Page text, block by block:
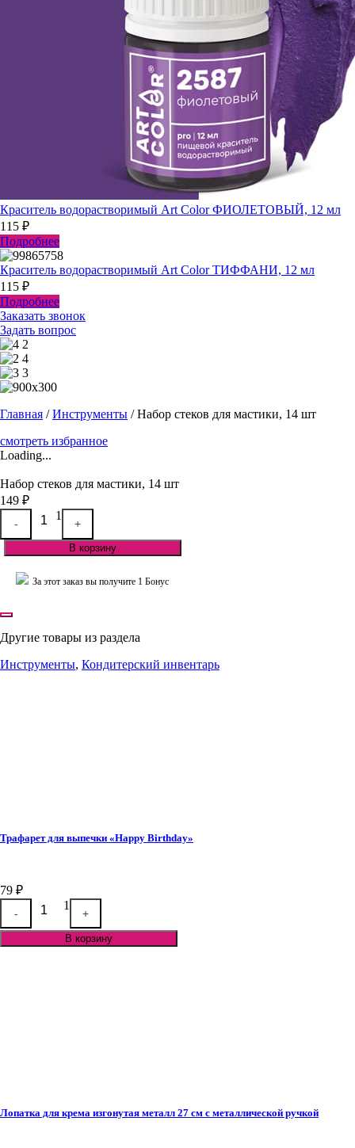
Краситель водорастворимый Art Color ФИОЛЕТОВЫЙ, 12 мл
115 ₽
Подробнее
Краситель водорастворимый Art Color ТИФФАНИ, 12 мл
115 ₽
Подробнее
Заказать звонок
Задать вопрос
Главная /Инструменты /Набор стеков для мастики, 14 шт
смотреть избранное
Loading...
Набор стеков для мастики, 14 шт
149 ₽
Quantity
-
1
+
В корзину
За этот заказ вы получите 1 Бонус
Другие товары из раздела
Инструменты, Кондитерский инвентарь
Трафарет для выпечки «Happy Birthday»
79 ₽
Quantity
-
1
+
В корзину
Лопатка для крема изгонутая металл 27 см с металлической ручкой